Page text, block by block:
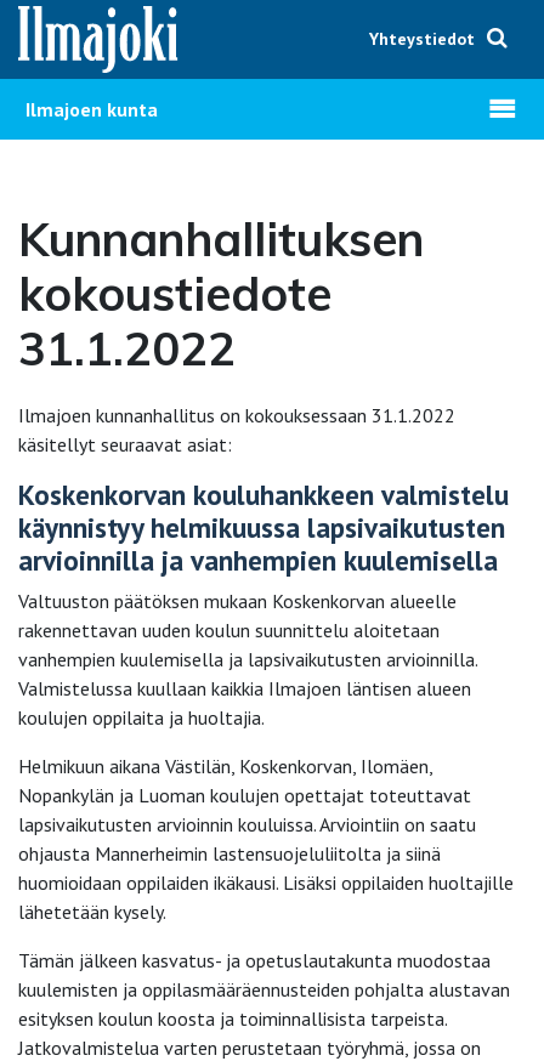
Hyppää sisältöön
Yhteystiedot
Ilmajoen kunta Avaa
Kunnanhallituksen
kokoustiedote
31.1.2022
Ilmajoen kunnanhallitus on kokouksessaan 31.1.2022
käsitellyt seuraavat asiat:
Koskenkorvan kouluhankkeen valmistelu
käynnistyy helmikuussa lapsivaikutusten
arvioinnilla ja vanhempien kuulemisella
Valtuuston päätöksen mukaan Koskenkorvan alueelle
rakennettavan uuden koulun suunnittelu aloitetaan
vanhempien kuulemisella ja lapsivaikutusten arvioinnilla.
Valmistelussa kuullaan kaikkia Ilmajoen läntisen alueen
koulujen oppilaita ja huoltajia.
Helmikuun aikana Västilän, Koskenkorvan, Ilomäen,
Nopankylän ja Luoman koulujen opettajat toteuttavat
lapsivaikutusten arvioinnin kouluissa. Arviointiin on saatu
ohjausta Mannerheimin lastensuojeluliitolta ja siinä
huomioidaan oppilaiden ikäkausi. Lisäksi oppilaiden huoltajille
lähetetään kysely.
Tämän jälkeen kasvatus- ja opetuslautakunta muodostaa
kuulemisten ja oppilasmääräennusteiden pohjalta alustavan
esityksen koulun koosta ja toiminnallisista tarpeista.
Jatkovalmistelua varten perustetaan työryhmä, jossa on